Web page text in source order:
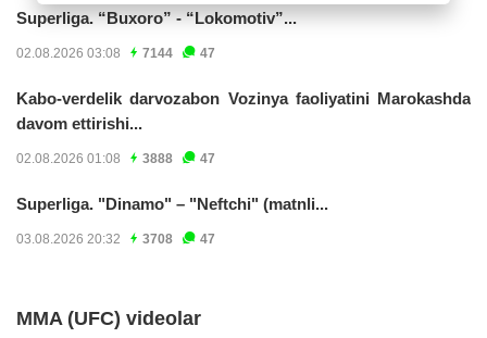
Superliga. “Buxoro” - “Lokomotiv”...
02.08.2026 03:08 7144 47
Kabo-verdelik darvozabon Vozinya faoliyatini Marokashda
davom ettirishi...
02.08.2026 01:08 3888 47
Superliga. "Dinamo" – "Neftchi" (matnli...
03.08.2026 20:32 3708 47
MMA (UFC) videolar